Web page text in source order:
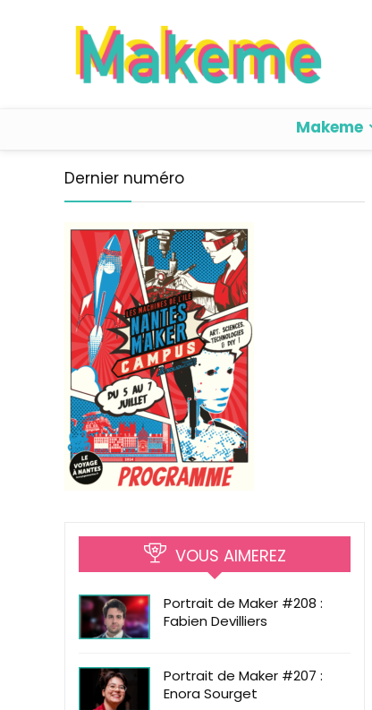
Makeme
Dernier numéro
VOUS AIMEREZ
Portrait de Maker #208 :
Fabien Devilliers
Portrait de Maker #207 :
Enora Sourget